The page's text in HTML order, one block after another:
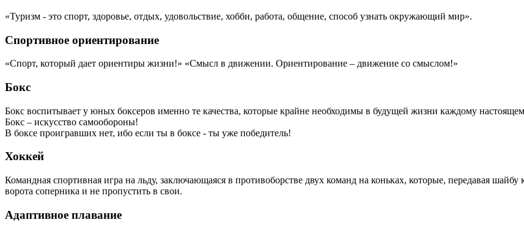
«Туризм - это спорт, здоровье, отдых, удовольствие, хобби, работа, общение, способ узнать окружающий мир».
Спортивное ориентирование
«Спорт, который дает ориентиры жизни!» «Смысл в движении. Ориентирование – движение со смыслом!»
Бокс
Бокс воспитывает у юных боксеров именно те качества, которые крайне необходимы в будущей жизни каждому
Бокс – искусство самообороны!
В боксе проигравших нет, ибо если ты в боксе - ты уже победитель!
Хоккей
Командная спортивная игра на льду, заключающаяся в противоборстве двух команд на коньках, которые, передавая
ворота соперника и не пропустить в свои.
Адаптивное плавание